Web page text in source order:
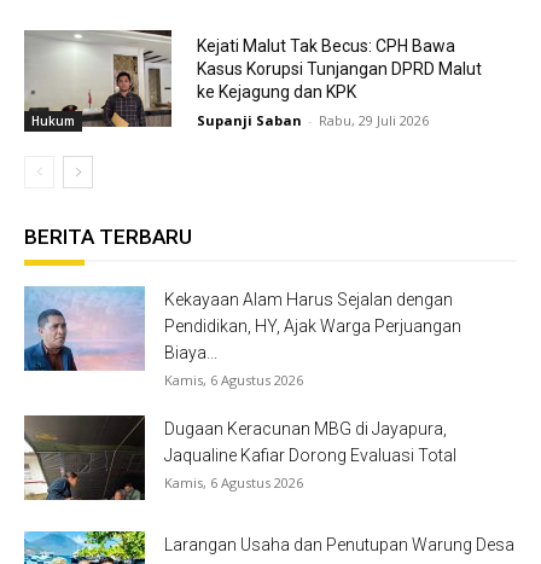
Hukum
Kejati Malut Tak Becus: CPH Bawa
Kasus Korupsi Tunjangan DPRD Malut
ke Kejagung dan KPK
Supanji Saban - Rabu, 29 Juli 2026
BERITA TERBARU
Kekayaan Alam Harus Sejalan dengan
Pendidikan, HY, Ajak Warga Perjuangan
Biaya...
Kamis, 6 Agustus 2026
Dugaan Keracunan MBG di Jayapura,
Jaqualine Kafiar Dorong Evaluasi Total
Kamis, 6 Agustus 2026
Larangan Usaha dan Penutupan Warung Desa